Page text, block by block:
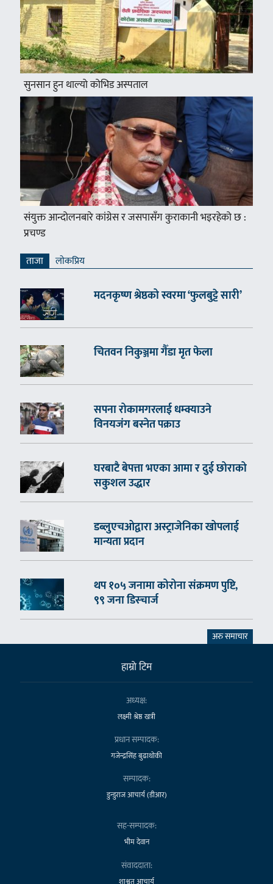
सुनसान हुन थाल्यो कोभिड अस्पताल
संयुक्त आन्दोलनबारे कांग्रेस र जसपासँग कुराकानी भइरहेको छ :
प्रचण्ड
ताजा लाेकप्रिय
मदनकृष्ण श्रेष्ठको स्वरमा ‘फुलबुट्टे सारी’
चितवन निकुञ्जमा गैँडा मृत फेला
सपना रोकामगरलाई धम्क्याउने
विनयजंग बस्नेत पक्राउ
घरबाटै बेपत्ता भएका आमा र दुई छोराको
सकुशल उद्धार
डब्लुएचओद्वारा अस्ट्राजेनिका खोपलाई
मान्यता प्रदान
थप १०५ जनामा कोरोना संक्रमण पुष्टि,
९९ जना डिस्चार्ज
अरु समाचार
हाम्राे टिम
अध्यक्ष:
लक्ष्मी श्रेष्ठ खत्री
प्रधान सम्पादक:
गजेन्द्रसिंह बुढाथोकी
सम्पादक:
डुन्डुराज आचार्य (डीआर)
सह-सम्पादक:
भीम देवान
संवाददाता: